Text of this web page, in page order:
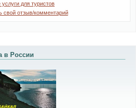
услуги для туристов
свой отзыв/комментарий
в России